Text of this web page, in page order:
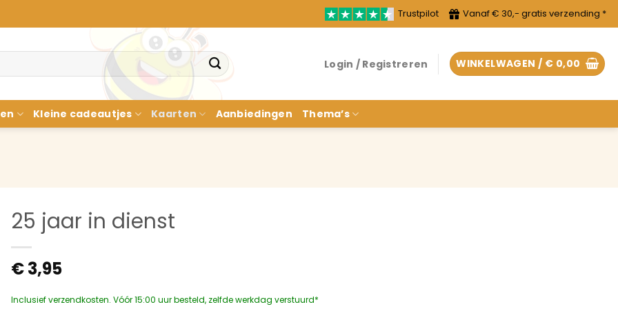
Trustpilot Vanaf € 30,- gratis verzending *
Login / Registreren WINKELWAGEN / € 0,00
Kleine cadeautjes Kaarten Aanbiedingen Thema’s
25 jaar in dienst
€3,95
Inclusief verzendkosten. Vóór 15:00 uur besteld, zelfde werkdag verstuurd*